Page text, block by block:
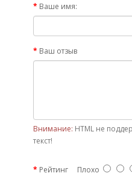
Ваше имя:
Ваш отзыв
Внимание: HTML не
текст!
Рейтинг Плохо